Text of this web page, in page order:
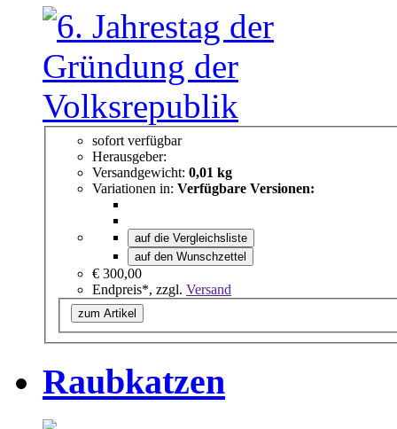
sofort verfügbar
Herausgeber:
Versandgewicht: 0,01 kg
Variationen in: Verfügbare Versionen:
auf die Vergleichsliste
auf den Wunschzettel
€ 300,00
Endpreis*, zzgl. Versand
zum Artikel
Raubkatzen